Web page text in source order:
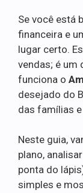
Se você está
financeira e
lugar certo.
vendas; é um
funciona o
desejado do
das famílias
Neste guia,
plano,
ponta do
simples e